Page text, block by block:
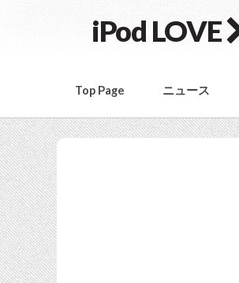
iPod LOVE
Top Page ニュース